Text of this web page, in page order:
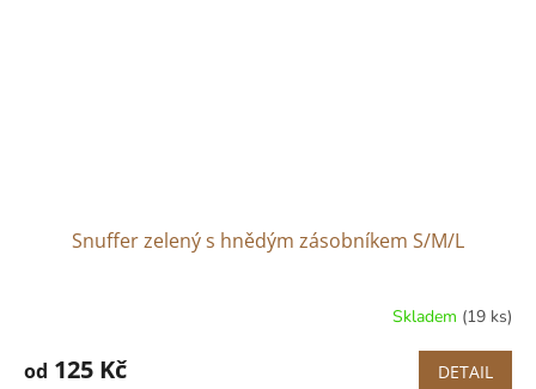
Snuffer zelený s hnědým zásobníkem S/M/L
Skladem (19 ks)
od 125 Kč DETAIL